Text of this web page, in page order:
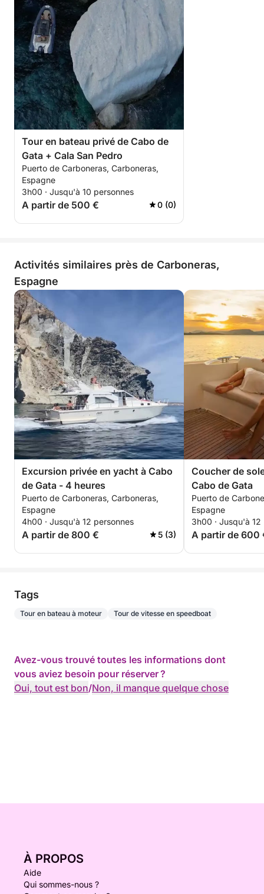
Tour en bateau privé de Cabo de
Gata + Cala San Pedro
Puerto de Carboneras, Carboneras,
Espagne
3h00 · Jusqu'à 10 personnes
A partir de 500 € 0 (0)
Activités similaires près de Carboneras,
Espagne
Excursion privée en yacht à Cabo
de Gata - 4 heures
Puerto de Carboneras, Carboneras,
Espagne
4h00 · Jusqu'à 12 personnes
A partir de 800 € 5 (3)
Coucher de
Cabo de Gata
Puerto de
Espagne
3h00 · Jusqu'à 12
A partir de 600
Tags
Tour en bateau à moteur Tour de vitesse en speedboat
Avez-vous trouvé toutes les informations dont
vous aviez besoin pour réserver ?
Oui, tout est bon/Non, il manque quelque chose
À PROPOS
Aide
Qui sommes-nous ?